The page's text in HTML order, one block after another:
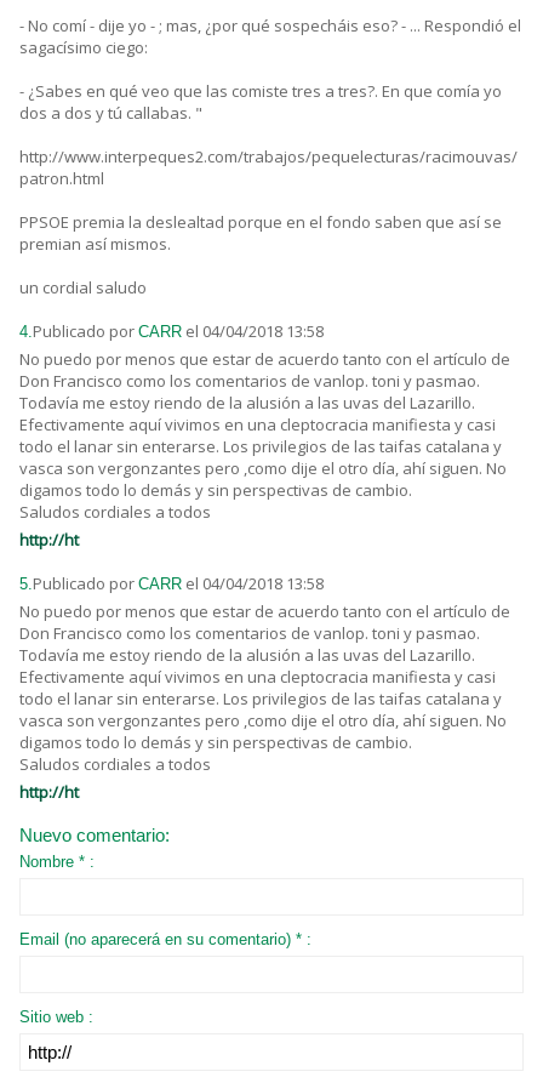
- No comí - dije yo - ; mas, ¿por qué sospecháis eso? - ... Respondió el
sagacísimo ciego:
- ¿Sabes en qué veo que las comiste tres a tres?. En que comía yo
dos a dos y tú callabas. "
http://www.interpeques2.com/trabajos/pequelecturas/racimouvas/
patron.html
PPSOE premia la deslealtad porque en el fondo saben que así se
premian así mismos.
un cordial saludo
4.Publicado por CARR el 04/04/2018 13:58
No puedo por menos que estar de acuerdo tanto con el artículo de
Don Francisco como los comentarios de vanlop. toni y pasmao.
Todavía me estoy riendo de la alusión a las uvas del Lazarillo.
Efectivamente aquí vivimos en una cleptocracia manifiesta y casi
todo el lanar sin enterarse. Los privilegios de las taifas catalana y
vasca son vergonzantes pero ,como dije el otro día, ahí siguen. No
digamos todo lo demás y sin perspectivas de cambio.
Saludos cordiales a todos
http://ht
5.Publicado por CARR el 04/04/2018 13:58
No puedo por menos que estar de acuerdo tanto con el artículo de
Don Francisco como los comentarios de vanlop. toni y pasmao.
Todavía me estoy riendo de la alusión a las uvas del Lazarillo.
Efectivamente aquí vivimos en una cleptocracia manifiesta y casi
todo el lanar sin enterarse. Los privilegios de las taifas catalana y
vasca son vergonzantes pero ,como dije el otro día, ahí siguen. No
digamos todo lo demás y sin perspectivas de cambio.
Saludos cordiales a todos
http://ht
Nuevo comentario:
Nombre * :
Email (no aparecerá en su comentario) * :
Sitio web :